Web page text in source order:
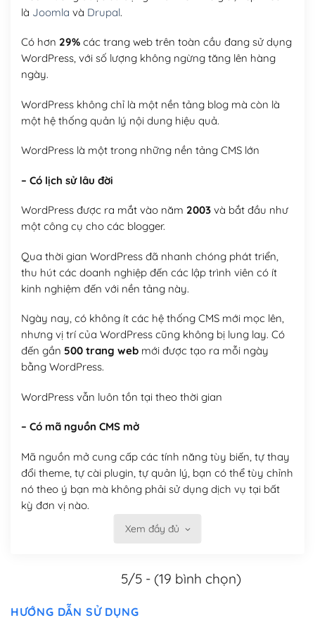
là Joomla và Drupal.
Có hơn 29%các trang web trên toàn cầu đang sử dụng
WordPress, với số lượng không ngừng tăng lên hàng
ngày.
WordPress không chỉ là một nền tảng blog mà còn là
một hệ thống quản lý nội dung hiệu quả.
WordPress là một trong những nền tảng CMS lớn
– Có lịch sử lâu đời
WordPress được ra mắt vào năm 2003và bắt đầu như
một công cụ cho các blogger.
Qua thời gian WordPress đã nhanh chóng phát triển,
thu hút các doanh nghiệp đến các lập trình viên có ít
kinh nghiệm đến với nền tảng này.
Ngày nay, có không ít các hệ thống CMS mới mọc lên,
nhưng vị trí của WordPress cũng không bị lung lay. Có
đến gần 500 trang webmới được tạo ra mỗi ngày
bằng WordPress.
WordPress vẫn luôn tồn tại theo thời gian
– Có mã nguồn CMS mở
Mã nguồn mở cung cấp các tính năng tùy biến, tự thay
đổi theme, tự cài plugin, tự quản lý, bạn có thể tùy chỉnh
nó theo ý bạn mà không phải sử dụng dịch vụ tại bất
kỳ đơn vị nào.
Việc của bạn là đăng ký một tên miền và hosting để
Có thể tùy biến trên website WordPress
– Thân thiện với công cụ tìm kiếm
Xem đầy đủ
5/5 - (19 bình chọn)
HƯỚNG DẪN SỬ DỤNG